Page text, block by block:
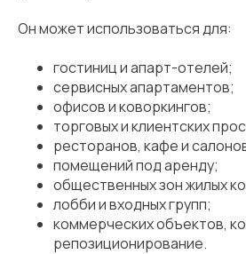
Он может использоваться для:
гостиниц и апарт-отелей;
сервисных апартаментов;
офисов и коворкингов;
торговых и клиентских
ресторанов, кафе и
помещений под аренду;
общественных зон жилых
лобби и входных групп;
коммерческих объектов,
репозиционирование.